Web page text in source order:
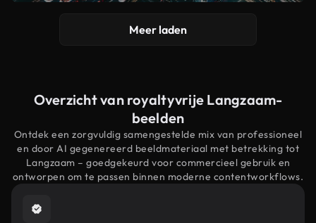
Meer laden
Overzicht van royaltyvrije Langzaam-
beelden
Ontdek een zorgvuldig samengestelde mix van professioneel
en door AI gegenereerd beeldmateriaal met betrekking tot
Langzaam – goedgekeurd voor commercieel gebruik en
ontworpen om te passen binnen moderne contentworkflows.